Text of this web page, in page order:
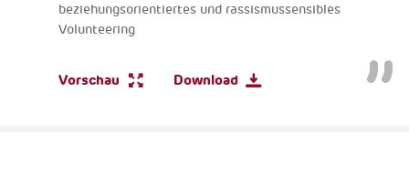
beziehungsorientiertes und rassismussensibles
Volunteering
Vorschau Download